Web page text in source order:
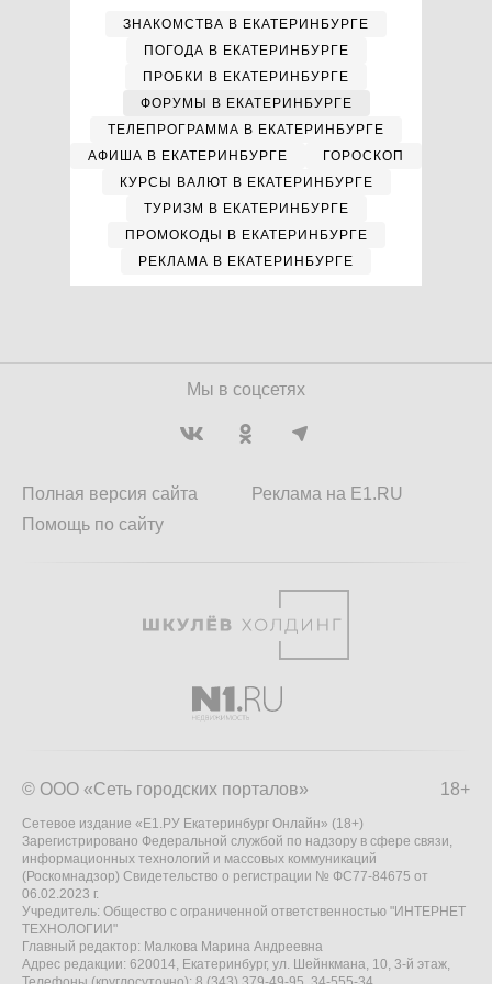
ЗНАКОМСТВА В ЕКАТЕРИНБУРГЕ
ПОГОДА В ЕКАТЕРИНБУРГЕ
ПРОБКИ В ЕКАТЕРИНБУРГЕ
ФОРУМЫ В ЕКАТЕРИНБУРГЕ
ТЕЛЕПРОГРАММА В ЕКАТЕРИНБУРГЕ
АФИША В ЕКАТЕРИНБУРГЕ
ГОРОСКОП
КУРСЫ ВАЛЮТ В ЕКАТЕРИНБУРГЕ
ТУРИЗМ В ЕКАТЕРИНБУРГЕ
ПРОМОКОДЫ В ЕКАТЕРИНБУРГЕ
РЕКЛАМА В ЕКАТЕРИНБУРГЕ
Мы в соцсетях
Полная версия сайта
Помощь по сайту
Реклама на E1.RU
18+
© ООО «Сеть городских порталов»
Сетевое издание «Е1.РУ Екатеринбург Онлайн» (18+)
Зарегистрировано Федеральной службой по надзору в сфере связи,
информационных технологий и массовых коммуникаций
(Роскомнадзор) Свидетельство о регистрации № ФС77-84675 от
06.02.2023 г.
Учредитель: Общество с ограниченной ответственностью "ИНТЕРНЕТ
ТЕХНОЛОГИИ"
Главный редактор: Малкова Марина Андреевна
Адрес редакции: 620014, Екатеринбург, ул. Шейнкмана, 10, 3-й этаж,